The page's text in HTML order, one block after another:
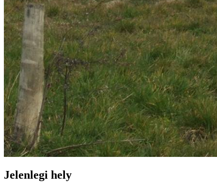
Jelenlegi hely